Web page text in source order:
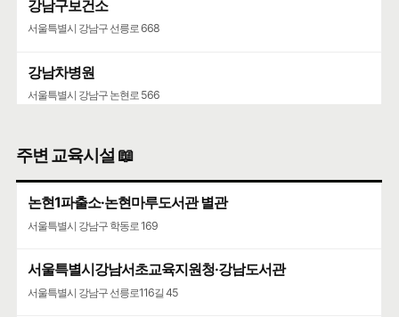
강남구보건소
서울특별시 강남구 선릉로 668
강남차병원
서울특별시 강남구 논현로 566
서울특별시 강남구 선릉로 571
우리들병원
서울특별시 강남구 학동로 445
주변 교육시설 📖
논현1파출소·논현마루도서관 별관
서울특별시 강남구 학동로 169
서울특별시강남서초교육지원청·강남도서관
서울특별시 강남구 선릉로116길 45